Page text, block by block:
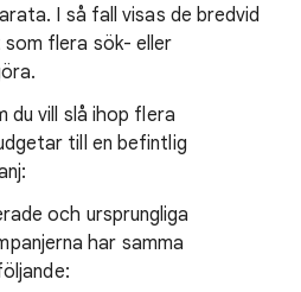
I så fall visas de bredvid
flera sök- eller
du vill slå ihop flera
till en befintlig
och ursprungliga
har samma